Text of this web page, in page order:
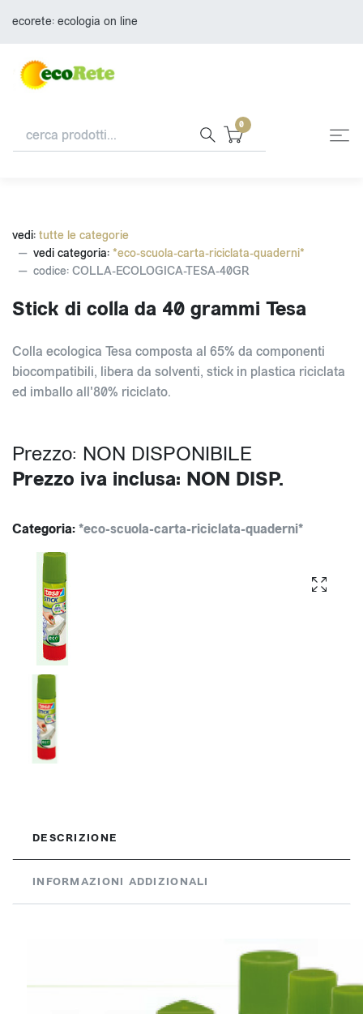
ecorete: ecologia on line
0
vedi: tutte le categorie
vedi categoria: *eco-scuola-carta-riciclata-quaderni*
codice: COLLA-ECOLOGICA-TESA-40GR
Stick di colla da 40 grammi Tesa
Colla ecologica Tesa composta al 65% da componenti
biocompatibili, libera da solventi, stick in plastica riciclata
ed imballo all'80% riciclato.
Prezzo: NON DISPONIBILE
Prezzo iva inclusa: NON DISP.
Categoria:*eco-scuola-carta-riciclata-quaderni*
DESCRIZIONE
INFORMAZIONI ADDIZIONALI